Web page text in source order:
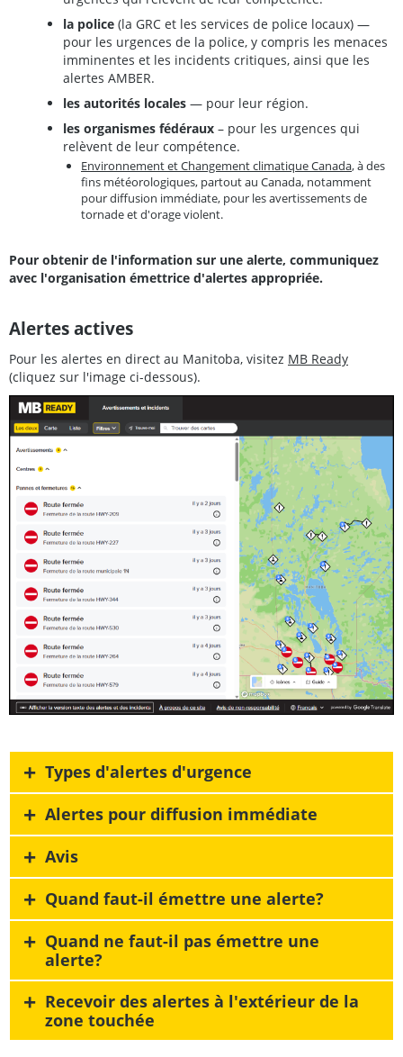
la police (la GRC et les services de police locaux) —
pour les urgences de la police, y compris les menaces
imminentes et les incidents critiques, ainsi que les
alertes AMBER.
les autorités locales — pour leur région.
les organismes fédéraux – pour les urgences qui
relèvent de leur compétence.
Environnement et Changement climatique Canada, à des
fins météorologiques, partout au Canada, notamment
pour diffusion immédiate, pour les avertissements de
tornade et d'orage violent.
Pour obtenir de l'information sur une alerte, communiquez
avec l'organisation émettrice d'alertes appropriée.
Alertes actives
Pour les alertes en direct au Manitoba, visitez MB Ready
(cliquez sur l'image ci-dessous).
+ Types d'alertes d'urgence
+ Alertes pour diffusion immédiate
+ Avis
+ Quand faut-il émettre une alerte?
+ Quand ne faut-il pas émettre une
alerte?
+ Recevoir des alertes à l'extérieur de la
zone touchée